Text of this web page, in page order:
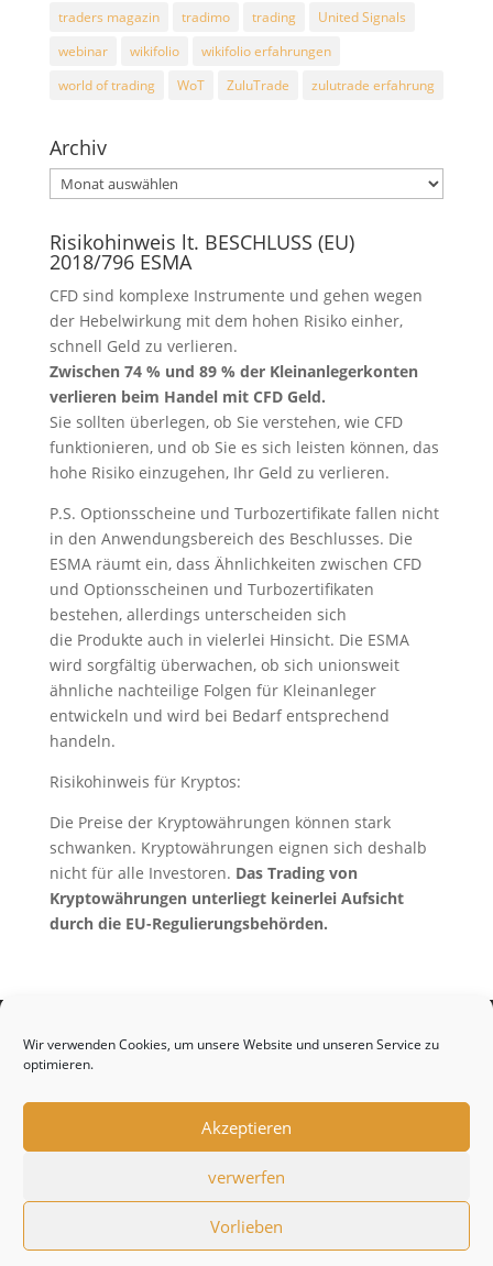
Wir verwenden Cookies, um unsere Website und unseren Service zu
optimieren.
Akzeptieren
verwerfen
Vorlieben
traders magazin
tradimo trading
United Signals
webinar
wikifolio
wikifolio erfahrungen
world of trading
WoT ZuluTrade zulutrade erfahrung
Archiv
Archiv
Risikohinweis lt. BESCHLUSS (EU)
2018/796 ESMA
CFD sind komplexe Instrumente und gehen wegen
der Hebelwirkung mit dem hohen Risiko einher,
schnell Geld zu verlieren.
Zwischen 74 % und 89 % der Kleinanlegerkonten
verlieren beim Handel mit CFD Geld.
Sie sollten überlegen, ob Sie verstehen, wie CFD
funktionieren, und ob Sie es sich leisten können, das
hohe Risiko einzugehen, Ihr Geld zu verlieren.
P.S. Optionsscheine und Turbozertifikate fallen nicht
in den Anwendungsbereich des Beschlusses. Die
ESMA räumt ein, dass Ähnlichkeiten zwischen CFD
und Optionsscheinen und Turbozertifikaten
bestehen, allerdings unterscheiden sich
die Produkte auch in vielerlei Hinsicht. Die ESMA
wird sorgfältig überwachen, ob sich unionsweit
ähnliche nachteilige Folgen für Kleinanleger
entwickeln und wird bei Bedarf entsprechend
handeln.
Risikohinweis für Kryptos:
Die Preise der Kryptowährungen können stark
schwanken. Kryptowährungen eignen sich deshalb
nicht für alle Investoren. Das Trading von
Kryptowährungen unterliegt keinerlei Aufsicht
durch die EU-Regulierungsbehörden.
Collective2
eToro Social Investment Network
Social Trading mit Sachertorte…wikifolio
ZuluTrade – historischer Abriß
Impressum
Datenschutzerklärung
Designed byElegant Themes| Powered by